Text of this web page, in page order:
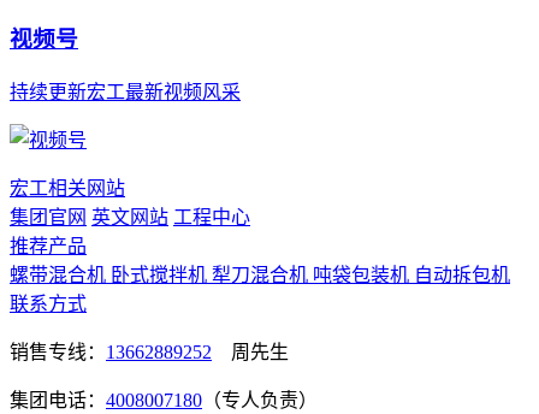
视频号
持续更新宏工最新视频风采
宏工相关网站
集团官网 英文网站 工程中心
推荐产品
螺带混合机 卧式搅拌机 犁刀混合机 吨袋包装机 自动拆包机
联系方式
销售专线： 13662889252 周先生
集团电话： 4008007180 （专人负责）